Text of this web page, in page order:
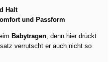
Halt
und Passform
Babytragen , denn hier drückt
verrutscht er auch nicht so